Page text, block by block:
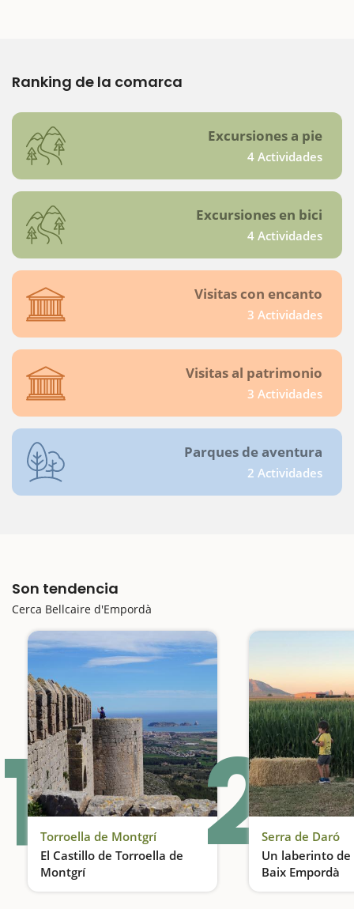
Ranking de la comarca
Excursiones a pie
4 Actividades
Excursiones en bici
4 Actividades
Visitas con encanto
3 Actividades
Visitas al patrimonio
3 Actividades
Parques de aventura
2 Actividades
Son tendencia
Cerca Bellcaire d'Empordà
1Torroella de Montgrí
El Castillo de Torroella de
Montgrí
Un castillo con más de 700 años de historia
2Serra de Daró
Un laberinto de
Baix Empordà